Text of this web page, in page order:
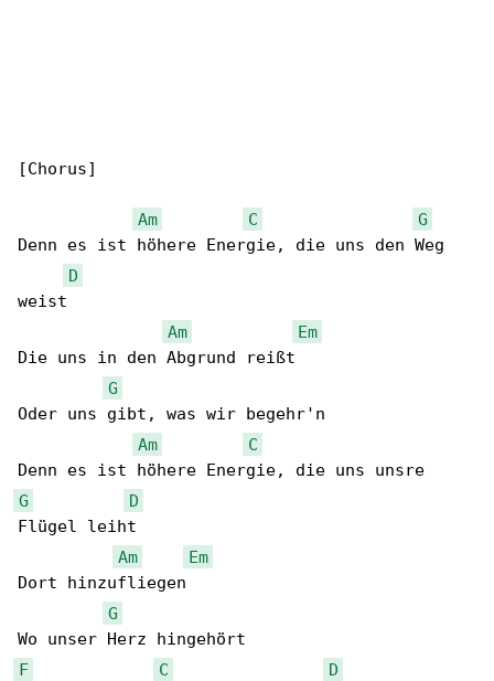
[Chorus]
Am C
G
Denn es ist höhere Energie, die uns den Weg
D
weist
Am
Em
Die uns in den Abgrund reißt
G
Oder uns gibt, was wir begehr'n
Am
C
G
D
Flügel leiht
Am
Em
Dort hinzufliegen
G
F
C
D